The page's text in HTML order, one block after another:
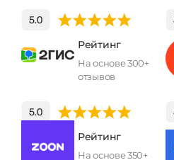
Рейтинг
На основе 300+
отзывов
Рейтинг
На основе 350+